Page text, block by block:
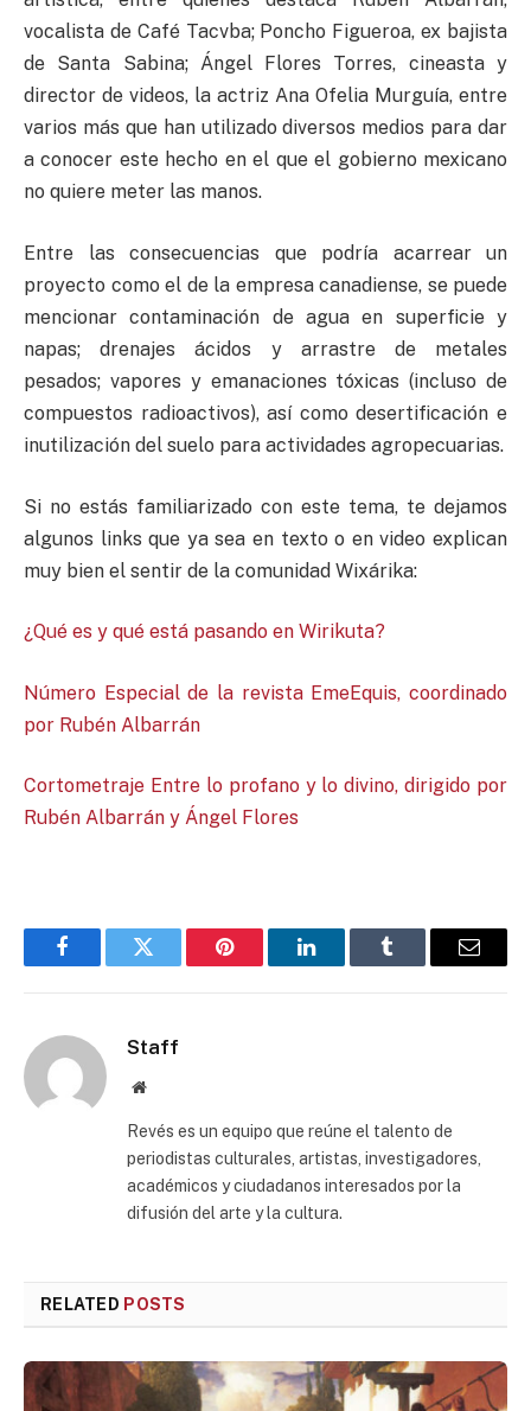
vocalista de Café Tacvba; Poncho Figueroa, ex bajista
de Santa Sabina; Ángel Flores Torres, cineasta y
director de videos, la actriz Ana Ofelia Murguía, entre
varios más que han utilizado diversos medios para dar
a conocer este hecho en el que el gobierno mexicano
no quiere meter las manos.
Entre las consecuencias que podría acarrear un
proyecto como el de la empresa canadiense, se puede
mencionar contaminación de agua en superficie y
napas; drenajes ácidos y arrastre de metales
pesados; vapores y emanaciones tóxicas (incluso de
compuestos radioactivos), así como desertificación e
inutilización del suelo para actividades agropecuarias.
Si no estás familiarizado con este tema, te dejamos
algunos links que ya sea en texto o en video explican
muy bien el sentir de la comunidad Wixárika:
¿Qué es y qué está pasando en Wirikuta?
Número Especial de la revista EmeEquis, coordinado
por Rubén Albarrán
Cortometraje Entre lo profano y lo divino, dirigido por
Rubén Albarrán y Ángel Flores
FacebookTwitter Pinterest LinkedInTumblr Email
Staff
Website
Revés es un equipo que reúne el talento de
periodistas culturales, artistas, investigadores,
académicos y ciudadanos interesados por la
difusión del arte y la cultura.
RELATED POSTS